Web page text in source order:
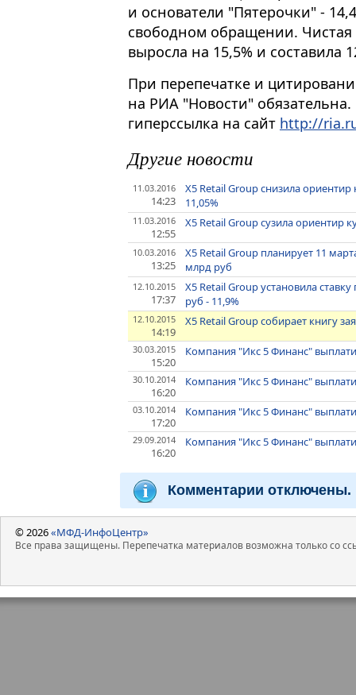
и основатели "Пятерочки" -
свободном обращении.
выросла на 15,5% и составила
При перепечатке и
на РИА "Новости"
гиперссылка на сайт http://
Другие новости
11.03.2016
14:23
X5 Retail Group снизила
11,05%
11.03.2016
12:55
X5 Retail Group сузила ориентир
10.03.2016
13:25
X5 Retail Group планирует 11
млрд руб
12.10.2015
17:37
X5 Retail Group установила
руб - 11,9%
12.10.2015
14:19
X5 Retail Group собирает книгу
30.03.2015
15:20
Компания "Икс 5 Финанс"
30.10.2014
16:20
Компания "Икс 5 Финанс"
03.10.2014
17:20
Компания "Икс 5 Финанс"
29.09.2014
16:20
Компания "Икс 5 Финанс"
Комментарии отключены.
© 2026«МФД-ИнфоЦентр»
Все права защищены. Перепечатка материалов возможна только со